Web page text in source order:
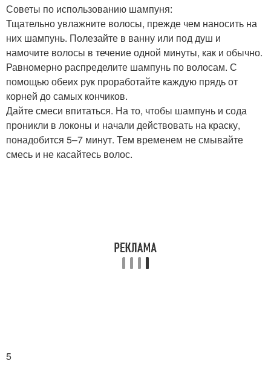
Советы по использованию шампуня:
Тщательно увлажните волосы, прежде чем наносить на
них шампунь. Полезайте в ванну или под душ и
намочите волосы в течение одной минуты, как и обычно.
Равномерно распределите шампунь по волосам. С
помощью обеих рук проработайте каждую прядь от
корней до самых кончиков.
Дайте смеси впитаться. На то, чтобы шампунь и сода
проникли в локоны и начали действовать на краску,
понадобится 5–7 минут. Тем временем не смывайте
смесь и не касайтесь волос.
5